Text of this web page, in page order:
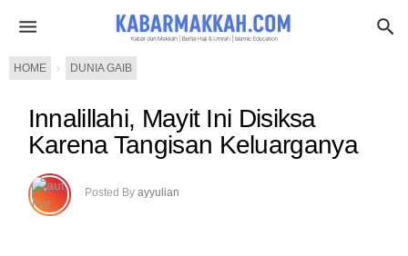
HOME › DUNIA GAIB
Innalillahi, Mayit Ini Disiksa
Karena Tangisan Keluarganya
Posted By ayyulian